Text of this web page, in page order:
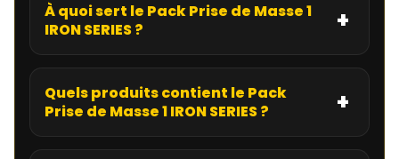
À quoi sert le Pack Prise de Masse 1
IRON SERIES ?
Quels produits contient le Pack
Prise de Masse 1 IRON SERIES ?